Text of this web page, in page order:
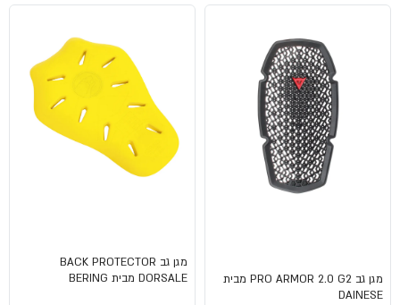
מגן גב PRO ARMOR 2.0 G2 מבית
DAINESE
מגן גב BACK PROTECTOR
DORSALE מבית BERING